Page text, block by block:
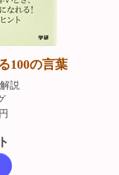
100の言葉
説